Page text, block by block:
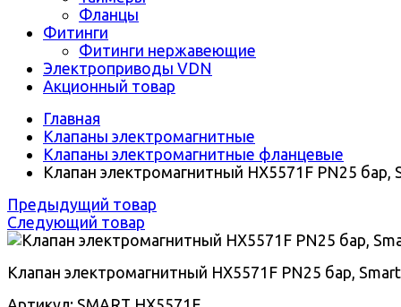
Фланцы
Фитинги
Фитинги нержавеющие
Электроприводы VDN
Акционный товар
Главная
Клапаны электромагнитные
Клапаны электромагнитные фланцевые
Клапан электромагнитный HX5571F PN25 бар,
Предыдущий товар
Следующий товар
Клапан электромагнитный HX5571F PN25 бар, Smart